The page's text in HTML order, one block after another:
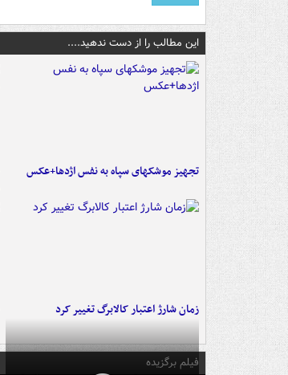
این مطالب را از دست ندهید....
تجهیز موشکهای سپاه به نفس اژدها+عکس
زمان شارژ اعتبار کالابرگ تغییر کرد
فیلم برگزیده